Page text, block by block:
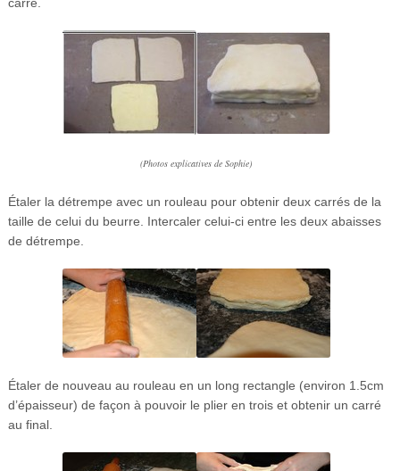
carré.
(Photos explicatives de Sophie)
Étaler la détrempe avec un rouleau pour obtenir deux carrés de la
taille de celui du beurre. Intercaler celui-ci entre les deux abaisses
de détrempe.
Étaler de nouveau au rouleau en un long rectangle (environ 1.5cm
d’épaisseur) de façon à pouvoir le plier en trois et obtenir un carré
au final.